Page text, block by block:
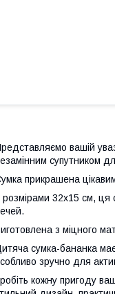
вашій
супутником
прикрашена
розмірами 32х15 см, ця
з міцного
сумка-бананка
зручно для
кожну пригоду